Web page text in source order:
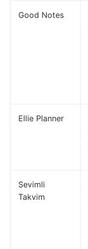
Good Notes
Ellie Planner
Sevimli
Takvim